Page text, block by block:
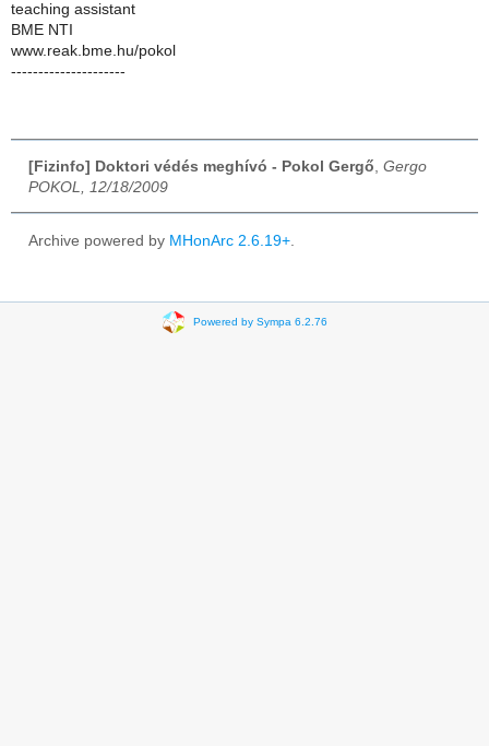
teaching assistant
BME NTI
www.reak.bme.hu/pokol
---------------------
[Fizinfo] Doktori védés meghívó - Pokol Gergő Gergo
POKOL, 12/18/2009
Archive powered by MHonArc 2.6.19+
Powered by Sympa 6.2.76